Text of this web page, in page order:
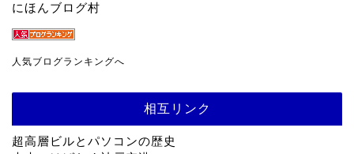
にほんブログ村
人気ブログランキングへ
相互リンク
超高層ビルとパソコンの歴史